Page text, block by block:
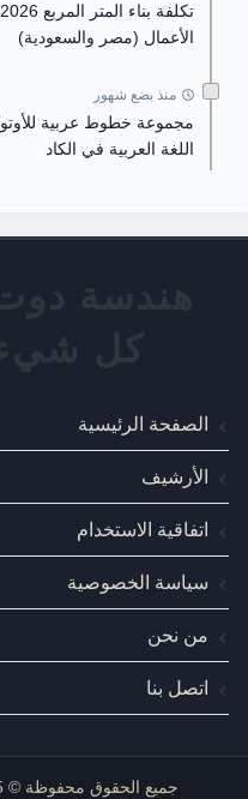
الأعمال (مصر والسعودية)
منذ بضع شهور
اللغة العربية في الكاد
الصفحة الرئيسية
الأرشيف
اتفاقية الاستخدام
سياسة الخصوصية
من نحن
اتصل بنا
جميع الحقوق محفوظة © 2025